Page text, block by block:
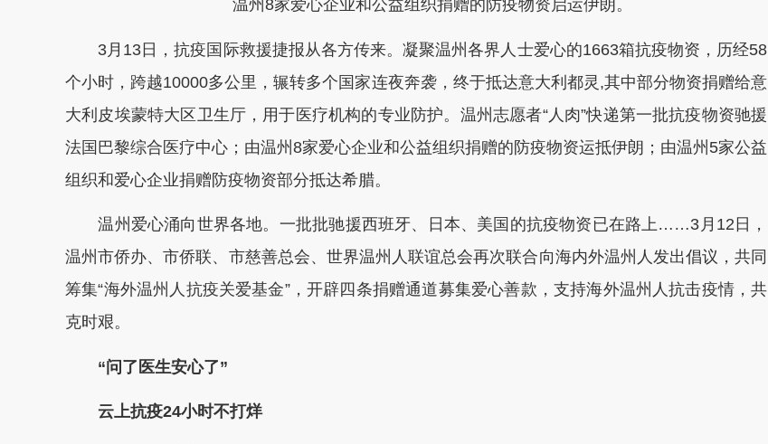
温州8家爱心企业和公益组织捐赠的防疫物资启运伊朗。
3月13日，抗疫国际救援捷报从各方传来。凝聚温州各界人士爱心的1663箱抗疫物资，历经58
个小时，跨越10000多公里，辗转多个国家连夜奔袭，终于抵达意大利都灵,其中部分物资捐赠给意
大利皮埃蒙特大区卫生厅，用于医疗机构的专业防护。温州志愿者“人肉”快递第一批抗疫物资驰援
法国巴黎综合医疗中心；由温州8家爱心企业和公益组织捐赠的防疫物资运抵伊朗；由温州5家公益
组织和爱心企业捐赠防疫物资部分抵达希腊。
温州爱心涌向世界各地。一批批驰援西班牙、日本、美国的抗疫物资已在路上……3月12日，
温州市侨办、市侨联、市慈善总会、世界温州人联谊总会再次联合向海内外温州人发出倡议，共同
筹集“海外温州人抗疫关爱基金”，开辟四条捐赠通道募集爱心善款，支持海外温州人抗击疫情，共
克时艰。
“问了医生安心了”
云上抗疫24小时不打烊